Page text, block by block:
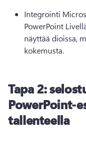
Integrointi
PowerPoint
näyttää dioissa,
kokemusta.
Tapa 2:
PowerPoint-
tallenteella